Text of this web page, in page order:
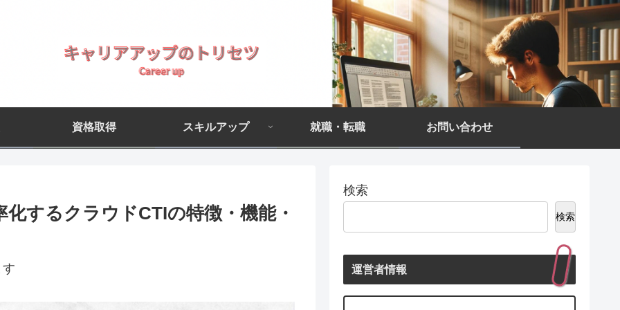
資格取得 スキルアップ 就職・転職 お問い合わせ
するクラウドCTIの特徴・機能・
検索
検索
運営者情報